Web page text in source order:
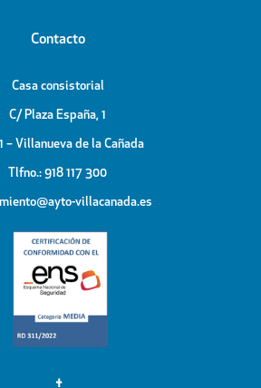
Contacto
Casa consistorial
C/ Plaza España, 1
– Villanueva de la Cañada
Tlfno.: 918 117 300
villacanada.es